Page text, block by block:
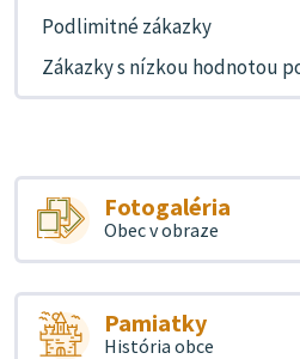
Podlimitné zákazky
Zákazky s nízkou hodnotou
Fotogaléria
Obec v obraze
Pamiatky
História obce